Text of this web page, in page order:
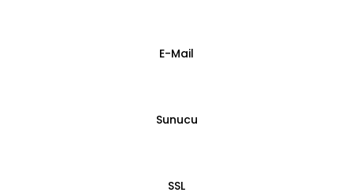
E-Mail
Sunucu
SSL